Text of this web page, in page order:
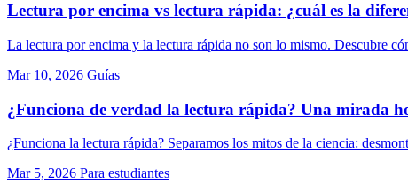
Lectura por encima vs lectura rápida: ¿cuál es la
La lectura por encima y la lectura rápida no son lo mismo. Descubre
Mar 10, 2026 Guías
¿Funciona de verdad la lectura rápida? Una mirada
¿Funciona la lectura rápida? Separamos los mitos de la ciencia:
Mar 5, 2026 Para estudiantes